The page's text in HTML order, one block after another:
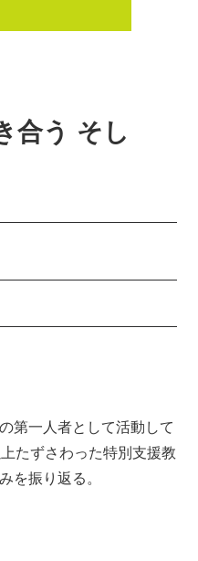
合う そし
第一人者として活動して
たずさわった特別支援教
を振り返る。